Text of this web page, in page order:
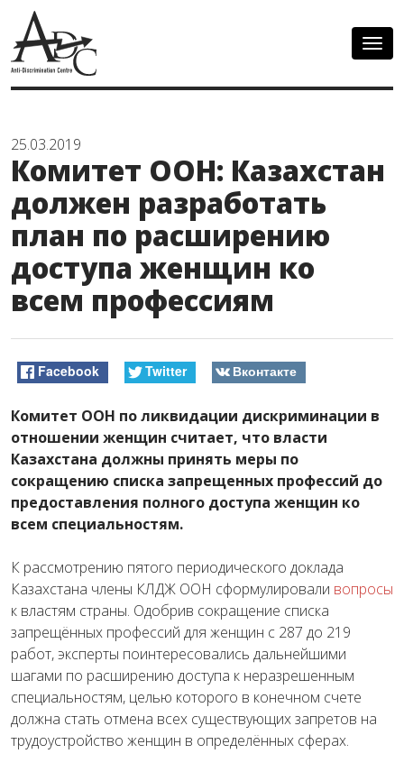
25.03.2019
Комитет ООН: Казахстан
должен разработать
план по расширению
доступа женщин ко
всем профессиям
Facebook Twitter Вконтакте
Комитет ООН по ликвидации дискриминации в
отношении женщин считает, что власти
Казахстана должны принять меры по
сокращению списка запрещенных профессий до
предоставления полного доступа женщин ко
всем специальностям.
К рассмотрению пятого периодического доклада
Казахстана члены КЛДЖ ООН сформулировали вопросы
к властям страны. Одобрив сокращение списка
запрещённых профессий для женщин с 287 до 219
работ, эксперты поинтересовались дальнейшими
шагами по расширению доступа к неразрешенным
специальностям, целью которого в конечном счете
должна стать отмена всех существующих запретов на
трудоустройство женщин в определённых сферах.